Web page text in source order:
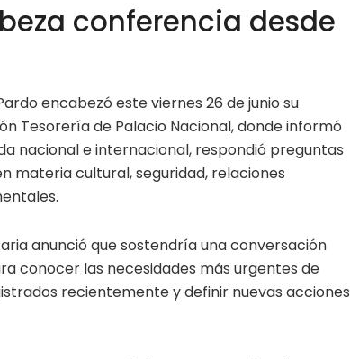
conferencia desde
encabezó este viernes 26 de junio su
Tesorería de Palacio Nacional, donde informó
nacional e internacional, respondió preguntas
materia cultural, seguridad, relaciones
anunció que sostendría una conversación
conocer las necesidades más urgentes de
recientemente y definir nuevas acciones